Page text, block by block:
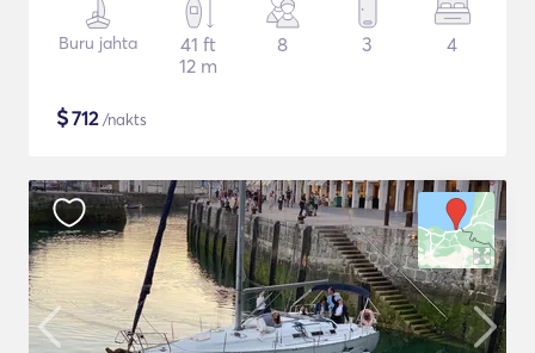
Buru jahta
41 ft
12 m
8 3 4
$712/nakts